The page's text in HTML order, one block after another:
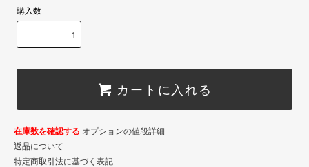
購入数
カートに入れる
在庫数を確認する オプションの値段詳細
返品について
特定商取引法に基づく表記